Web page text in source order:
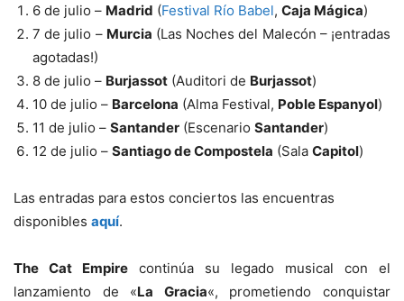
6 de julio – Madrid (Festival Río Babel, Caja Mágica)
7 de julio – Murcia (Las Noches del Malecón – ¡entradas
agotadas!)
8 de julio – Burjassot (Auditori de Burjassot)
10 de julio – Barcelona (Alma Festival, Poble Espanyol)
11 de julio – Santander (Escenario Santander)
12 de julio – Santiago de Compostela (Sala Capitol)
Las entradas para estos conciertos las encuentras
disponibles aquí.
The Cat Empire continúa su legado musical con el
lanzamiento de «La Gracia«, prometiendo conquistar